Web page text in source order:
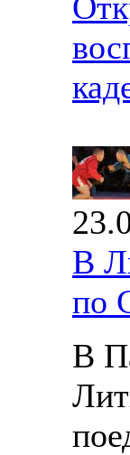
В
по
В